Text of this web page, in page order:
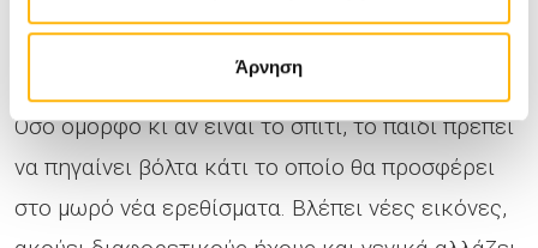
Άρνηση
Όσο όμορφο κι αν είναι το σπίτι, το παιδί πρέπει
να πηγαίνει βόλτα κάτι το οποίο θα προσφέρει
στο μωρό νέα ερεθίσματα. Βλέπει νέες εικόνες,